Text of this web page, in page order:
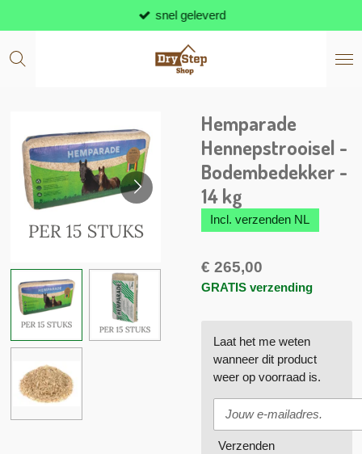
direct
naar
snel geleverd
Hemparade
Hennepstrooisel -
Bodembedekker -
14 kg
Incl. verzenden NL
€ 265,00
GRATIS verzending
Laat het me weten
wanneer dit product
weer op voorraad is.
Verzenden